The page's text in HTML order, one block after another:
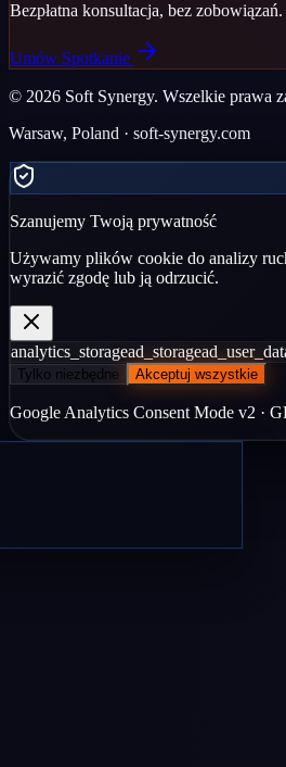
Bezpłatna konsultacja, bez zobowiązań.
Umów Spotkanie
© 2026 Soft Synergy. Wszelkie prawa
Warsaw, Poland · soft-synergy.com
Szanujemy Twoją prywatność
Używamy plików cookie do analizy
wyrazić zgodę lub ją odrzucić.
analytics_storagead_storage
Tylko niezbędne Akceptuj wszystkie
Google Analytics Consent Mode v2 ·